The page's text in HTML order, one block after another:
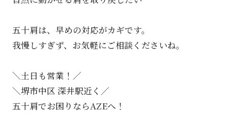
五十肩は、早めの対応がカギです。
我慢しすぎず、お気軽にご相談くださいね。
＼土日も営業！／
＼堺市中区 深井駅近く／
五十肩でお困りならAZEへ！